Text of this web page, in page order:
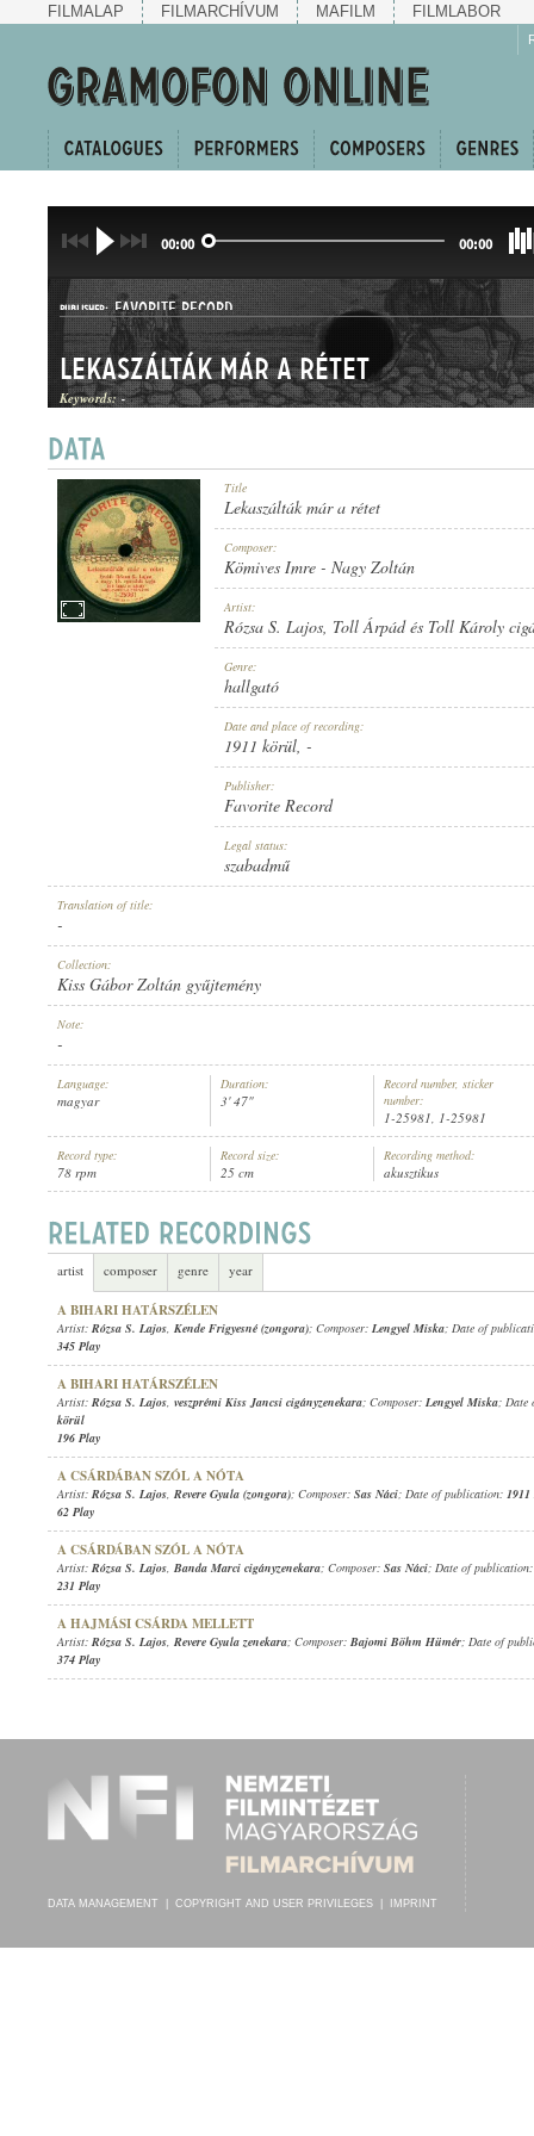
FILMALAP FILMARCHÍVUM MAFILM FILMLABOR
00:00 00:00
TOLL ÁRPÁD ÉS TOLL KÁROLY CIGÁNYZENEKARA
NAGY ZOLTÁN
GENRE:
PUBLISHER: FAVORITE RECORD
RECORD NUMBER: 1-25981
Lekaszálták már a rétet
Keywords: -
Title
Lekaszálták már a rétet
Composer:
Kömives Imre - Nagy Zoltán
Artist:
Rózsa S. Lajos, Toll Árpád és Toll Károly
Genre:
hallgató
Date and place of recording:
1911 körül, -
Publisher:
Favorite Record
Legal status:
szabadmű
Translation of title:
-
Collection:
Kiss Gábor Zoltán gyűjtemény
Note:
-
Language:
magyar
Duration:
3' 47"
Record number, sticker
number:
1-25981, 1-25981
Record type:
78 rpm
Record size:
25 cm
Recording method:
akusztikus
artist composer genre year
A BIHARI HATÁRSZÉLEN
Artist: Rózsa S. Lajos, Kende Frigyesné (zongora); Composer: Lengyel Miska; Date of
345 Play
A BIHARI HATÁRSZÉLEN
Artist: Rózsa S. Lajos, veszprémi Kiss Jancsi cigányzenekara; Composer: Lengyel Miska; Date
körül
196 Play
A CSÁRDÁBAN SZÓL A NÓTA
Artist: Rózsa S. Lajos, Revere Gyula (zongora); Composer: Sas Náci; Date of publication:
62 Play
A CSÁRDÁBAN SZÓL A NÓTA
Artist: Rózsa S. Lajos, Banda Marci cigányzenekara; Composer: Sas Náci; Date of
231 Play
A HAJMÁSI CSÁRDA MELLETT
Artist: Rózsa S. Lajos, Revere Gyula zenekara; Composer: Bajomi Böhm Hümér; Date of
374 Play
DATA MANAGEMENT COPYRIGHT AND USER PRIVILEGES IMPRINT